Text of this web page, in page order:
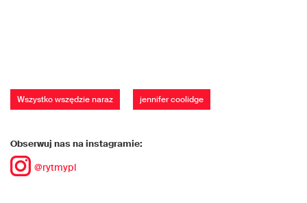
Wszystko wszędzie naraz jennifer coolidge
Obserwuj nas na instagramie:
@rytmypl